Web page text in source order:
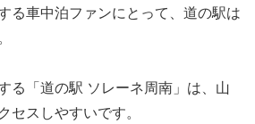
る車中泊ファンにとって、道の駅は
る「道の駅 ソレーネ周南」は、山
セスしやすいです。